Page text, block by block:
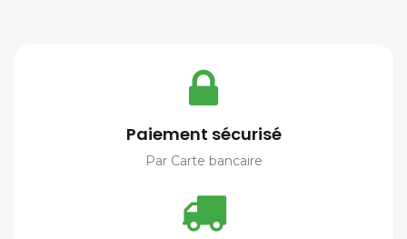
Paiement sécurisé
Par Carte bancaire